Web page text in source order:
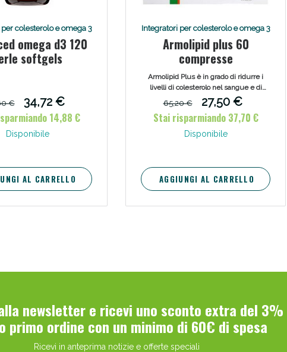
colesterolo e omega 3
omega d3 120
softgels
€
34,72 €
14,88 €
Disponibile
AL CARRELLO
Integratori per colesterolo e omega 3
Armolipid plus 60
compresse
Armolipid Plus è in grado di ridurre i
livelli di colesterolo nel sangue e di
prevenirne l'accumulo nelle arterie
grazie alla sua azione antiossidante.
65,20 €
27,50 €
Stai risparmiando 37,70 €
Disponibile
AGGIUNGI AL CARRELLO
newsletter e ricevi uno sconto extra del 3%
primo ordine con un minimo di 60€ di spesa
Ricevi in anteprima notizie e offerte speciali
Scopri le offerte di Oggi